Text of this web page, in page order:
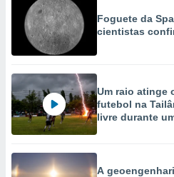
Foguete da
cientistas
Um raio atinge
futebol na
livre durante
A